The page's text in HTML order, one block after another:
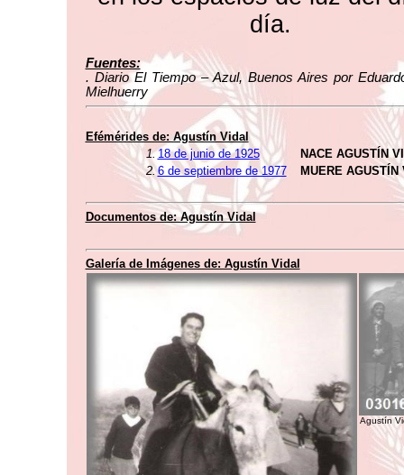
día.
Fuentes:
. Diario El Tiempo – Azul, Buenos Aires por
Mielhuerry
Efémérides de: Agustín Vidal
1.18 de junio de 1925
NACE AGUSTÍN
2. 6 de septiembre de 1977 MUERE AGUSTÍN
Documentos de: Agustín Vidal
Galería de Imágenes de: Agustín Vidal
Agustín